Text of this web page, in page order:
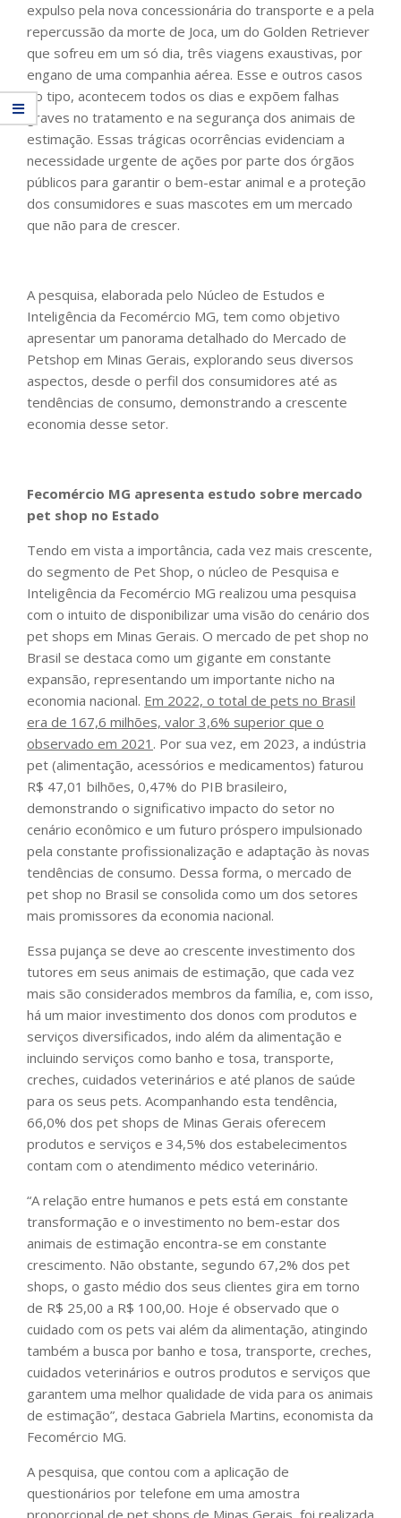
expulso pela nova concessionária do transporte e a pela
repercussão da morte de Joca, um do Golden Retriever
que sofreu em um só dia, três viagens exaustivas, por
engano de uma companhia aérea. Esse e outros casos
do tipo, acontecem todos os dias e expõem falhas
graves no tratamento e na segurança dos animais de
estimação. Essas trágicas ocorrências evidenciam a
necessidade urgente de ações por parte dos órgãos
públicos para garantir o bem-estar animal e a proteção
dos consumidores e suas mascotes em um mercado
que não para de crescer.
A pesquisa, elaborada pelo Núcleo de Estudos e
Inteligência da Fecomércio MG, tem como objetivo
apresentar um panorama detalhado do Mercado de
Petshop em Minas Gerais, explorando seus diversos
aspectos, desde o perfil dos consumidores até as
tendências de consumo, demonstrando a crescente
economia desse setor.
Fecomércio MG apresenta estudo sobre mercado
pet shop no Estado
Tendo em vista a importância, cada vez mais crescente,
do segmento de Pet Shop, o núcleo de Pesquisa e
Inteligência da Fecomércio MG realizou uma pesquisa
com o intuito de disponibilizar uma visão do cenário dos
pet shops em Minas Gerais. O mercado de pet shop no
Brasil se destaca como um gigante em constante
expansão, representando um importante nicho na
economia nacional. Em 2022, o total de pets no Brasil
era de 167,6 milhões, valor 3,6% superior que o
observado em 2021 . Por sua vez, em 2023, a indústria
pet (alimentação, acessórios e medicamentos) faturou
R$ 47,01 bilhões, 0,47% do PIB brasileiro,
demonstrando o significativo impacto do setor no
cenário econômico e um futuro próspero impulsionado
pela constante profissionalização e adaptação às novas
tendências de consumo. Dessa forma, o mercado de
pet shop no Brasil se consolida como um dos setores
mais promissores da economia nacional.
Essa pujança se deve ao crescente investimento dos
tutores em seus animais de estimação, que cada vez
mais são considerados membros da família, e, com isso,
há um maior investimento dos donos com produtos e
serviços diversificados, indo além da alimentação e
incluindo serviços como banho e tosa, transporte,
creches, cuidados veterinários e até planos de saúde
para os seus pets. Acompanhando esta tendência,
66,0% dos pet shops de Minas Gerais oferecem
produtos e serviços e 34,5% dos estabelecimentos
contam com o atendimento médico veterinário.
“A relação entre humanos e pets está em constante
transformação e o investimento no bem-estar dos
animais de estimação encontra-se em constante
crescimento. Não obstante, segundo 67,2% dos pet
shops, o gasto médio dos seus clientes gira em torno
de R$ 25,00 a R$ 100,00. Hoje é observado que o
cuidado com os pets vai além da alimentação, atingindo
também a busca por banho e tosa, transporte, creches,
cuidados veterinários e outros produtos e serviços que
garantem uma melhor qualidade de vida para os animais
de estimação”, destaca Gabriela Martins, economista da
Fecomércio MG.
A pesquisa, que contou com a aplicação de
questionários por telefone em uma amostra